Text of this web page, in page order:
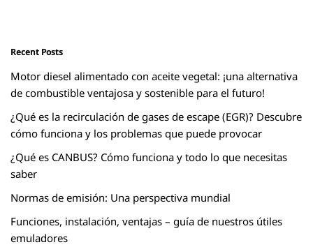
Recent Posts
Motor diesel alimentado con aceite vegetal: ¡una alternativa
de combustible ventajosa y sostenible para el futuro!
¿Qué es la recirculación de gases de escape (EGR)? Descubre
cómo funciona y los problemas que puede provocar
¿Qué es CANBUS? Cómo funciona y todo lo que necesitas
saber
Normas de emisión: Una perspectiva mundial
Funciones, instalación, ventajas – guía de nuestros útiles
emuladores